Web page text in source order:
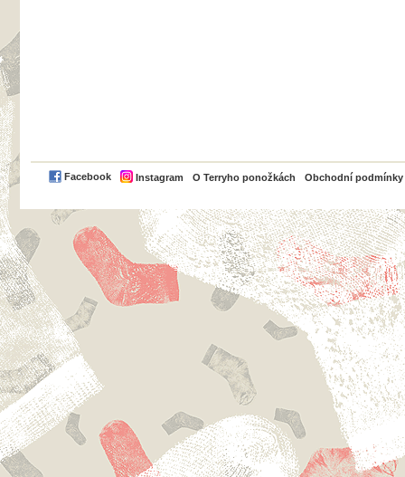
Facebook Instagram O Terryho ponožkách Obchodní podmínky
PayPal